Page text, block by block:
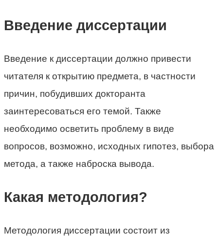
Введение диссертации
Введение к диссертации должно привести
читателя к открытию предмета, в частности
причин, побудивших докторанта
заинтересоваться его темой. Также
необходимо осветить проблему в виде
вопросов, возможно, исходных гипотез, выбора
метода, а также наброска вывода.
Какая методология?
Методология диссертации состоит из